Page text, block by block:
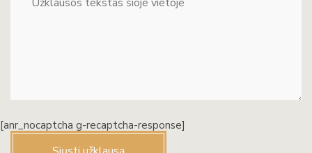
[anr_nocaptcha g-recaptcha-response]